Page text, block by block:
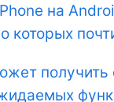
на
которых
получить